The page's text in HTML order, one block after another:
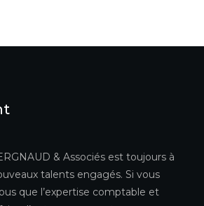
& Associés est toujours à
talents engagés. Si vous
que l’expertise comptable et